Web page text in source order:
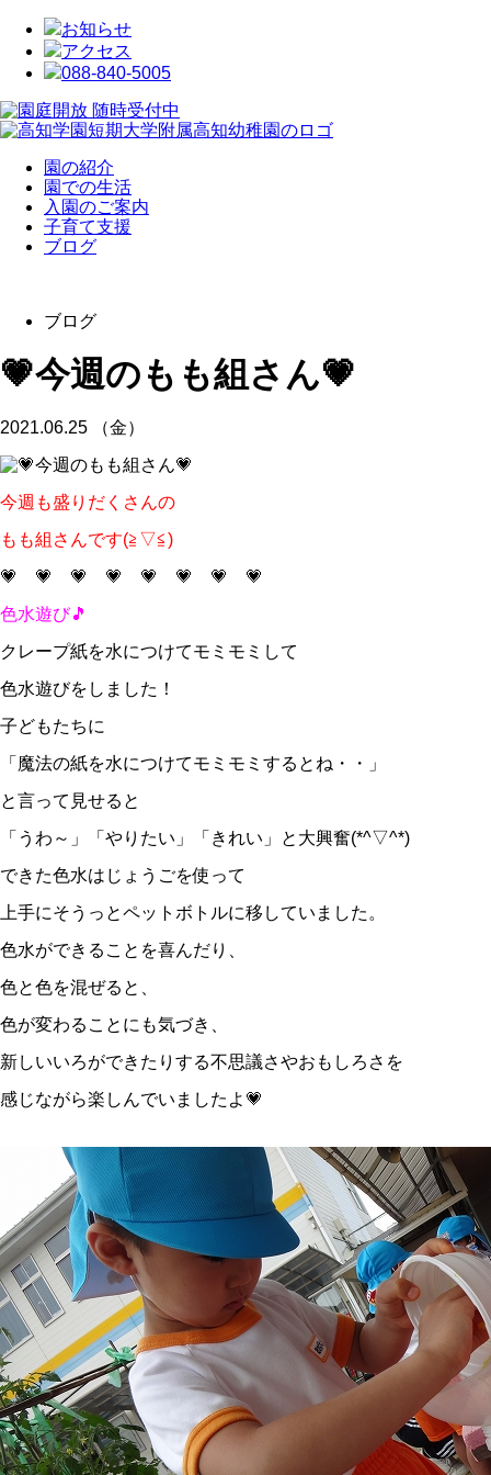
お知らせ
アクセス
088-840-5005
園の紹介
園での生活
入園のご案内
子育て支援
ブログ
ブログ
💗今週のもも組さん💗
2021.06.25 （金）
今週も盛りだくさんの
もも組さんです(≧▽≦)
💗 💗 💗 💗 💗 💗 💗 💗
色水遊び🎵
クレープ紙を水につけてモミモミして
色水遊びをしました！
子どもたちに
「魔法の紙を水につけてモミモミするとね・・」
と言って見せると
「うわ～」「やりたい」「きれい」と大興奮(*^▽^*)
できた色水はじょうごを使って
上手にそうっとペットボトルに移していました。
色水ができることを喜んだり、
色と色を混ぜると、
色が変わることにも気づき、
新しいいろができたりする不思議さやおもしろさを
感じながら楽しんでいましたよ💗